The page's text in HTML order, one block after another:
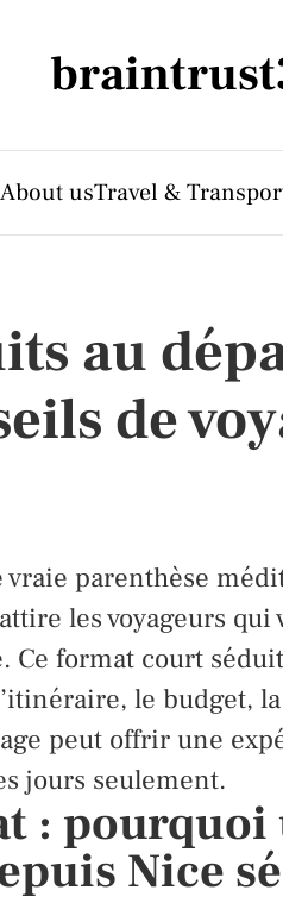
About usTravel &
au
de
parenthèse
les voyageurs qui
format court
le budget,
peut offrir une
jours seulement.
: pourquoi
Nice